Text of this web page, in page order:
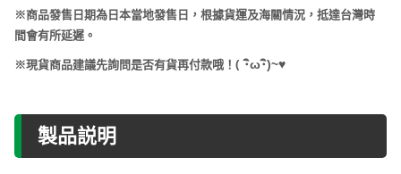
※商品發售日期為日本當地發售日，根據貨運及海關情況，抵達台灣時
間會有所延遲。
※現貨商品建議先詢問是否有貨再付款哦！ (･ω･)~♥
製品説明